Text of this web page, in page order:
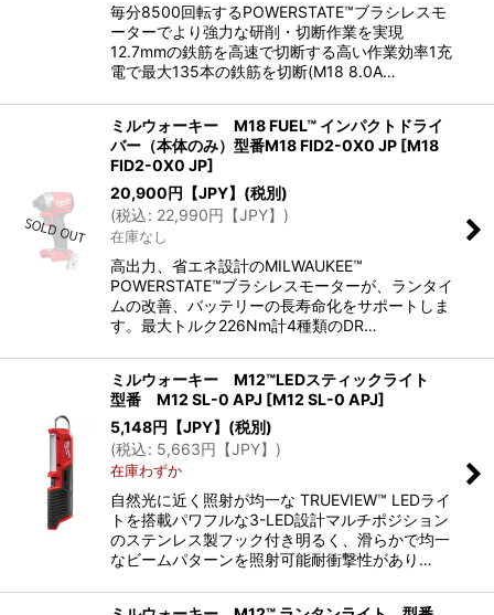
毎分8500回転するPOWERSTATE™ブラシレスモ
ーターでより強力な研削・切断作業を実現
12.7mmの鉄筋を高速で切断する高い作業効率1充
電で最大135本の鉄筋を切断(M18 8.0A…
ミルウォーキー M18 FUEL™ インパクトドライ
バー（本体のみ）型番M18 FID2-0X0 JP [M18
FID2-0X0 JP]
20,900円【JPY】 (税別)
(税込: 22,990円【JPY】 )
在庫なし
高出力、省エネ設計のMILWAUKEE™
POWERSTATE™ブラシレスモーターが、ランタイ
ムの改善、バッテリーの長寿命化をサポートしま
す。最大トルク226Nm計4種類のDR…
ミルウォーキー M12™LEDスティックライト
型番 M12 SL-0 APJ [M12 SL-0 APJ]
5,148円【JPY】 (税別)
(税込: 5,663円【JPY】 )
在庫わずか
自然光に近く照射が均一な TRUEVIEW™ LEDライ
トを搭載パワフルな3-LED設計マルチポジション
のステンレス製フック付き明るく、滑らかで均一
なビームパターンを照射可能耐衝撃性があり…